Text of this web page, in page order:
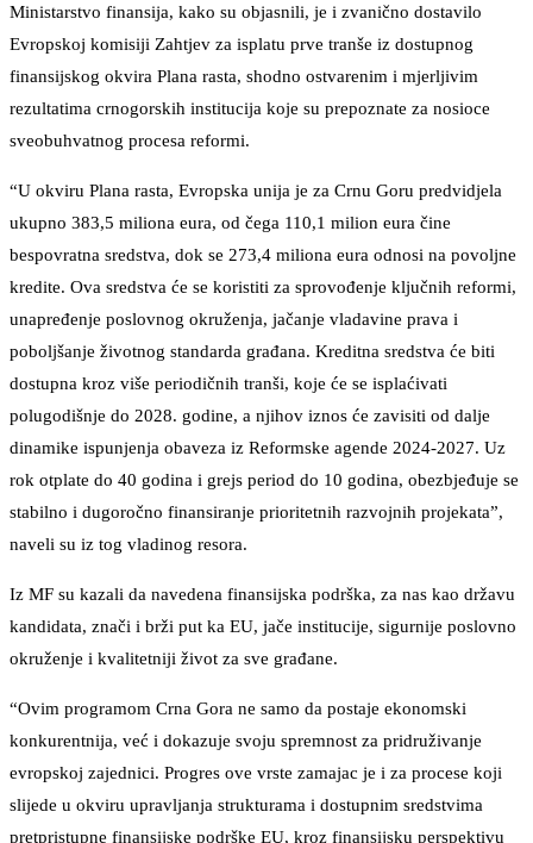
Ministarstvo finansija, kako su objasnili, je i zvanično dostavilo
Evropskoj komisiji Zahtjev za isplatu prve tranše iz dostupnog
finansijskog okvira Plana rasta, shodno ostvarenim i mjerljivim
rezultatima crnogorskih institucija koje su prepoznate za nosioce
sveobuhvatnog procesa reformi.
“U okviru Plana rasta, Evropska unija je za Crnu Goru predvidjela
ukupno 383,5 miliona eura, od čega 110,1 milion eura čine
bespovratna sredstva, dok se 273,4 miliona eura odnosi na povoljne
kredite. Ova sredstva će se koristiti za sprovođenje ključnih reformi,
unapređenje poslovnog okruženja, jačanje vladavine prava i
poboljšanje životnog standarda građana. Kreditna sredstva će biti
dostupna kroz više periodičnih tranši, koje će se isplaćivati
polugodišnje do 2028. godine, a njihov iznos će zavisiti od dalje
dinamike ispunjenja obaveza iz Reformske agende 2024-2027. Uz
rok otplate do 40 godina i grejs period do 10 godina, obezbjeđuje se
stabilno i dugoročno finansiranje prioritetnih razvojnih projekata”,
naveli su iz tog vladinog resora.
Iz MF su kazali da navedena finansijska podrška, za nas kao državu
kandidata, znači i brži put ka EU, jače institucije, sigurnije poslovno
okruženje i kvalitetniji život za sve građane.
“Ovim programom Crna Gora ne samo da postaje ekonomski
konkurentnija, već i dokazuje svoju spremnost za pridruživanje
evropskoj zajednici. Progres ove vrste zamajac je i za procese koji
slijede u okviru upravljanja strukturama i dostupnim sredstvima
pretpristupne finansijske podrške EU, kroz finansijsku perspektivu